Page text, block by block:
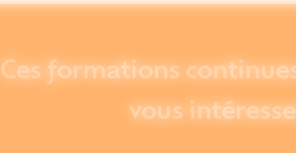
Ces formations
vous